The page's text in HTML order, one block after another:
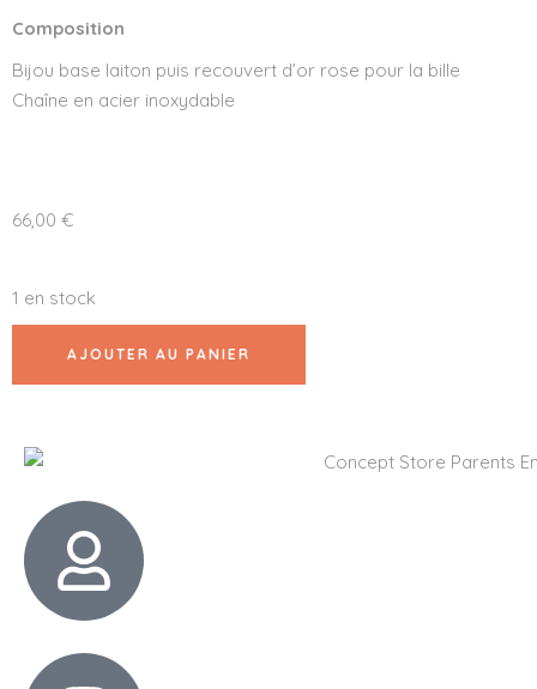
Composition
Bijou base laiton puis recouvert d’or rose pour la bille
Chaîne en acier inoxydable
66,00 €
1 en stock
AJOUTER AU PANIER